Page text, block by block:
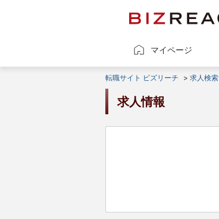
マイページ
転職サイト ビズリーチ > 求人検索
求人情報